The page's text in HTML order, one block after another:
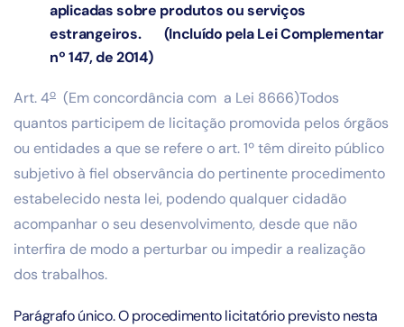
aplicadas sobre produtos ou serviços
estrangeiros. (Incluído pela Lei Complementar
nº 147, de 2014)
Art. 4o (Em concordância com a Lei 8666)Todos
quantos participem de licitação promovida pelos órgãos
ou entidades a que se refere o art. 1º têm direito público
subjetivo à fiel observância do pertinente procedimento
estabelecido nesta lei, podendo qualquer cidadão
acompanhar o seu desenvolvimento, desde que não
interfira de modo a perturbar ou impedir a realização
dos trabalhos.
Parágrafo único. O procedimento licitatório previsto nesta